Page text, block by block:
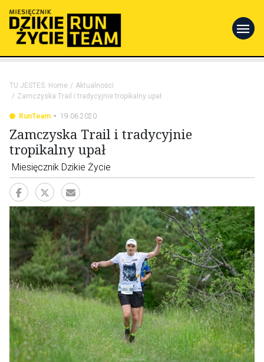
menu
TU JESTEŚ: Home
Aktualności
Zamczyska Trail i tradycyjnie tropikalny upał
RunTeam 19.06.2020
Zamczyska Trail i tradycyjnie
tropikalny upał
Miesięcznik Dzikie Życie